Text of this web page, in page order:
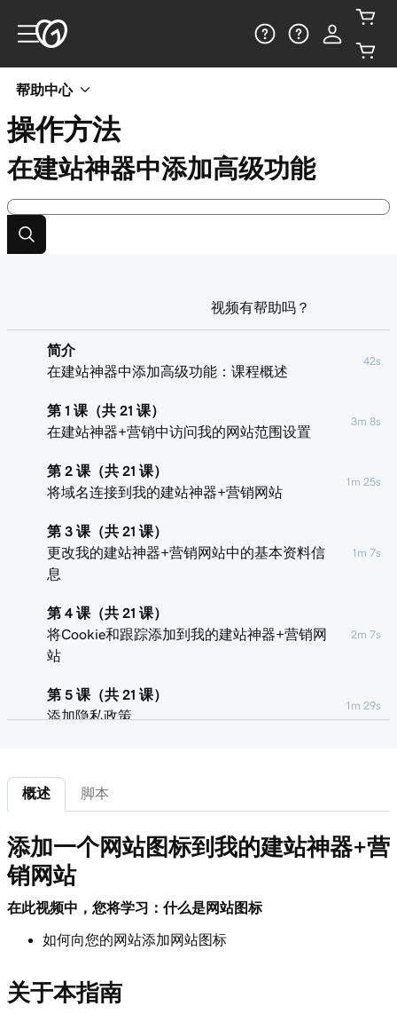
帮助中心
操作方法
在建站神器中添加高级功能
简介
在建站神器中添加高级功能：课程概述
42s
第 1 课（共 21 课）
在建站神器+营销中访问我的网站范围设置
3m 8s
第 2 课（共 21 课）
将域名连接到我的建站神器+营销网站
1m 25s
第 3 课（共 21 课）
更改我的建站神器+营销网站中的基本资料信
息
1m 7s
第 4 课（共 21 课）
将Cookie和跟踪添加到我的建站神器+营销网
站
2m 7s
第 5 课（共 21 课）
添加隐私政策
1m 29s
向我的网站+营销网站添加网站图标
第 7 课（共 21 课）
添加可下载的文件
第 8 课（共 21 课）
第 9 课（共 21 课）
第 10 课（共 21 课）
视频有帮助吗？
概述 脚本
添加一个网站图标到我的建站神器+营
销网站
在此视频中，您将学习：什么是网站图标
如何向您的网站添加网站图标
关于本指南